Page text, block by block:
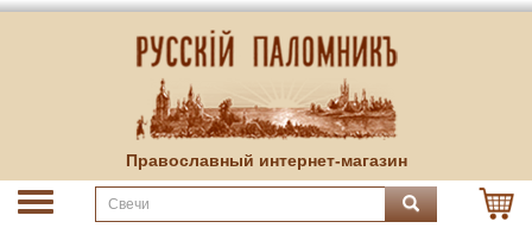
Православный интернет-магазин